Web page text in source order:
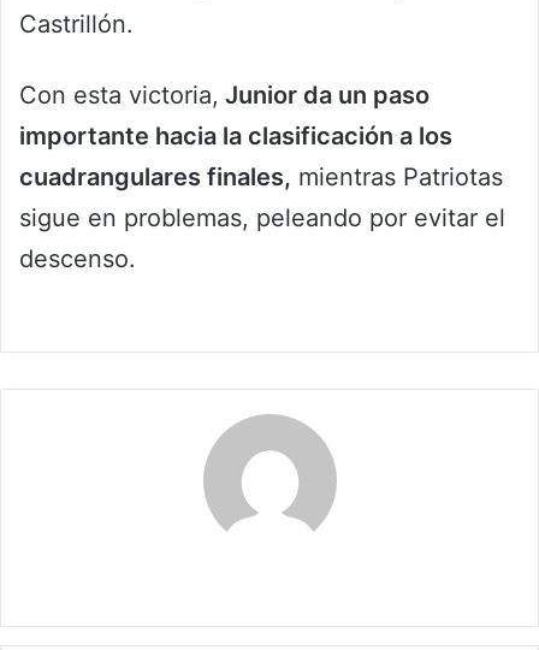
Castrillón.
Con esta victoria, Junior da un paso
importante hacia la clasificación a los
cuadrangulares finales, mientras Patriotas
sigue en problemas, peleando por evitar el
descenso.